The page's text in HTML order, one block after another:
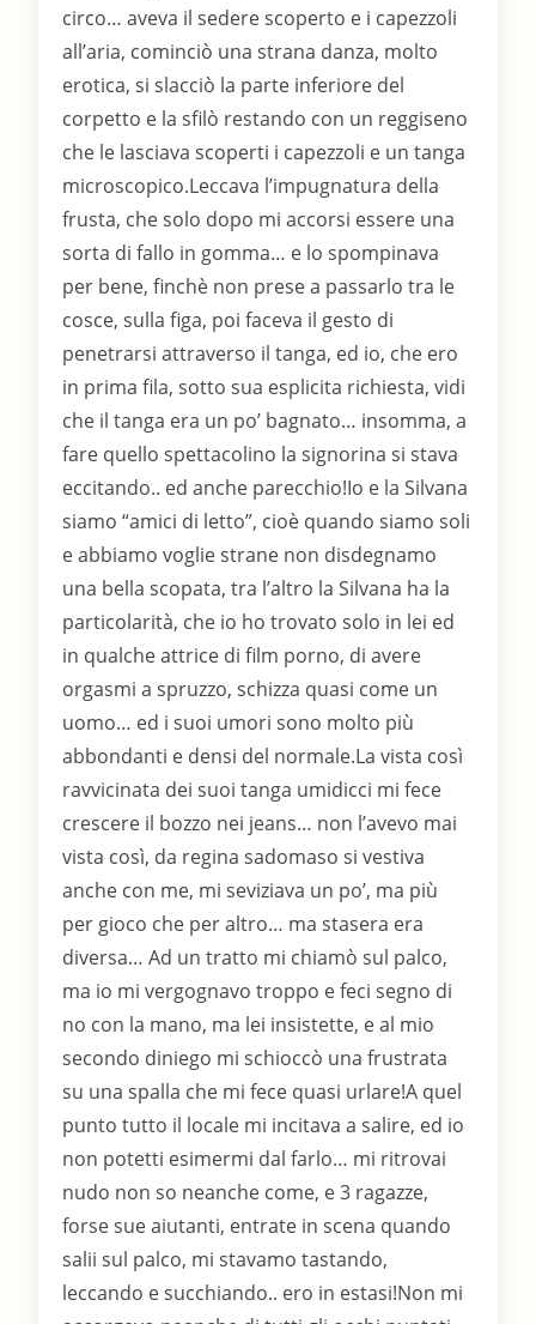
circo… aveva il sedere scoperto e i capezzoli
all’aria, cominciò una strana danza, molto
erotica, si slacciò la parte inferiore del
corpetto e la sfilò restando con un reggiseno
che le lasciava scoperti i capezzoli e un tanga
microscopico.Leccava l’impugnatura della
frusta, che solo dopo mi accorsi essere una
sorta di fallo in gomma… e lo spompinava
per bene, finchè non prese a passarlo tra le
cosce, sulla figa, poi faceva il gesto di
penetrarsi attraverso il tanga, ed io, che ero
in prima fila, sotto sua esplicita richiesta, vidi
che il tanga era un po’ bagnato… insomma, a
fare quello spettacolino la signorina si stava
eccitando.. ed anche parecchio!Io e la Silvana
siamo “amici di letto”, cioè quando siamo soli
e abbiamo voglie strane non disdegnamo
una bella scopata, tra l’altro la Silvana ha la
particolarità, che io ho trovato solo in lei ed
in qualche attrice di film porno, di avere
orgasmi a spruzzo, schizza quasi come un
uomo… ed i suoi umori sono molto più
abbondanti e densi del normale.La vista così
ravvicinata dei suoi tanga umidicci mi fece
crescere il bozzo nei jeans… non l’avevo mai
vista così, da regina sadomaso si vestiva
anche con me, mi seviziava un po’, ma più
per gioco che per altro… ma stasera era
diversa… Ad un tratto mi chiamò sul palco,
ma io mi vergognavo troppo e feci segno di
no con la mano, ma lei insistette, e al mio
secondo diniego mi schioccò una frustrata
su una spalla che mi fece quasi urlare!A quel
punto tutto il locale mi incitava a salire, ed io
non potetti esimermi dal farlo… mi ritrovai
nudo non so neanche come, e 3 ragazze,
forse sue aiutanti, entrate in scena quando
salii sul palco, mi stavamo tastando,
leccando e succhiando.. ero in estasi!Non mi